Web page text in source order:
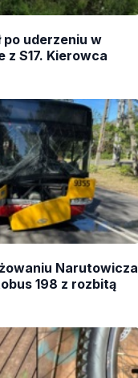
po uderzeniu w
z S17. Kierowca
Narutowicza
198 z rozbitą